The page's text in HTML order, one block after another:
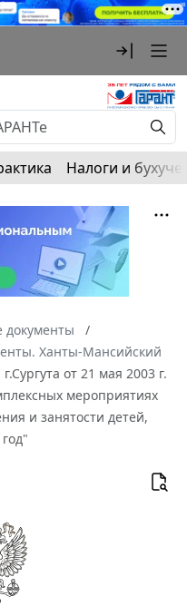
Налоги и
документы
Ханты-Мансийский
от 21 мая 2003 г.
мероприятиях
и занятости детей,